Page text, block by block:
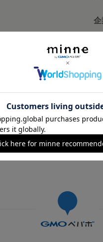
ポリシー 会社概要 採用情報 メデ
©GMO Pepabo, Inc. All rights